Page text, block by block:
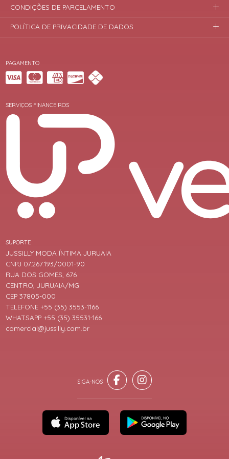
PAGAMENTO
SERVIÇOS FINANCEIROS
SUPORTE
JUSSILLY MODA ÍNTIMA JURUAIA
CNPJ 07.267.193/0001-90
RUA DOS GOMES, 676
CENTRO, JURUAIA/MG
CEP 37805-000
TELEFONE +55 (35) 3553-1166
WHATSAPP +55 (35) 35531-166
comercial@jussilly.com.br
CONDIÇÕES DE PARCELAMENTO
POLÍTICA DE PRIVACIDADE DE DADOS